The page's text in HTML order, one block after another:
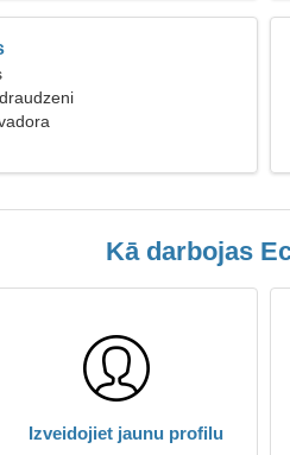
Kā darbojas
Izveidojiet jaunu profilu